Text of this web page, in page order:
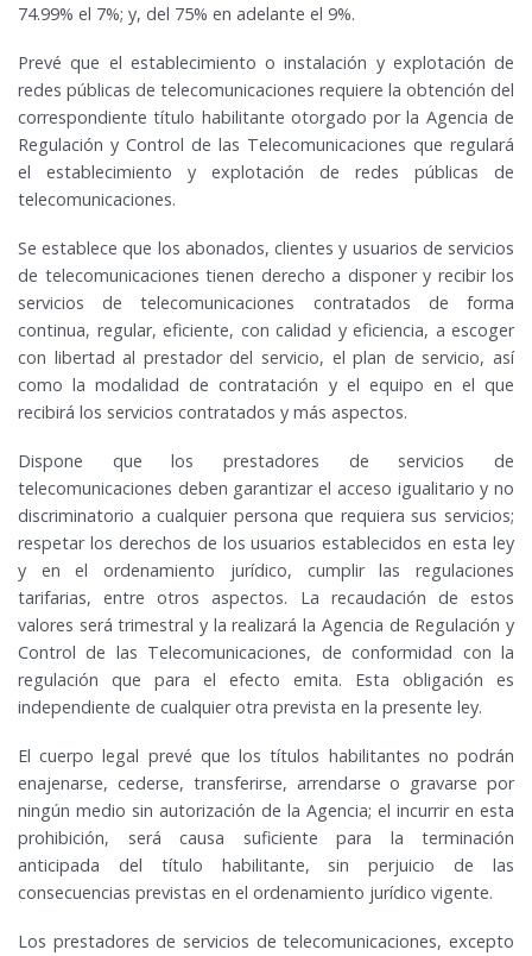
74.99% el 7%; y, del 75% en adelante el 9%.
Prevé que el establecimiento o instalación y explotación de
redes públicas de telecomunicaciones requiere la obtención del
correspondiente título habilitante otorgado por la Agencia de
Regulación y Control de las Telecomunicaciones que regulará
el establecimiento y explotación de redes públicas de
telecomunicaciones.
Se establece que los abonados, clientes y usuarios de servicios
de telecomunicaciones tienen derecho a disponer y recibir los
servicios de telecomunicaciones contratados de forma
continua, regular, eficiente, con calidad y eficiencia, a escoger
con libertad al prestador del servicio, el plan de servicio, así
como la modalidad de contratación y el equipo en el que
recibirá los servicios contratados y más aspectos.
Dispone que los prestadores de servicios de
telecomunicaciones deben garantizar el acceso igualitario y no
discriminatorio a cualquier persona que requiera sus servicios;
respetar los derechos de los usuarios establecidos en esta ley
y en el ordenamiento jurídico, cumplir las regulaciones
tarifarias, entre otros aspectos. La recaudación de estos
valores será trimestral y la realizará la Agencia de Regulación y
Control de las Telecomunicaciones, de conformidad con la
regulación que para el efecto emita. Esta obligación es
independiente de cualquier otra prevista en la presente ley.
El cuerpo legal prevé que los títulos habilitantes no podrán
enajenarse, cederse, transferirse, arrendarse o gravarse por
ningún medio sin autorización de la Agencia; el incurrir en esta
prohibición, será causa suficiente para la terminación
anticipada del título habilitante, sin perjuicio de las
consecuencias previstas en el ordenamiento jurídico vigente.
Los prestadores de servicios de telecomunicaciones, excepto